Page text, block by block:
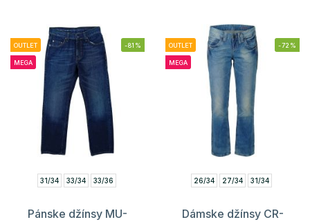
OUTLET
MEGA
-81%
31/34 33/34 33/36
Pánske džínsy MU-
OUTLET
MEGA
-72%
26/34 27/34 31/34
Dámske džínsy CR-